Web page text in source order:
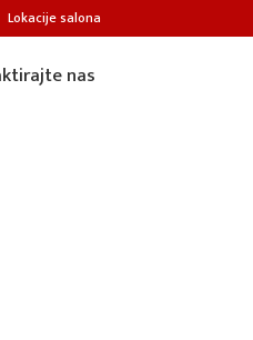
Lokacije salona
nas